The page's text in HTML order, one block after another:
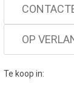
OP
Te koop in: